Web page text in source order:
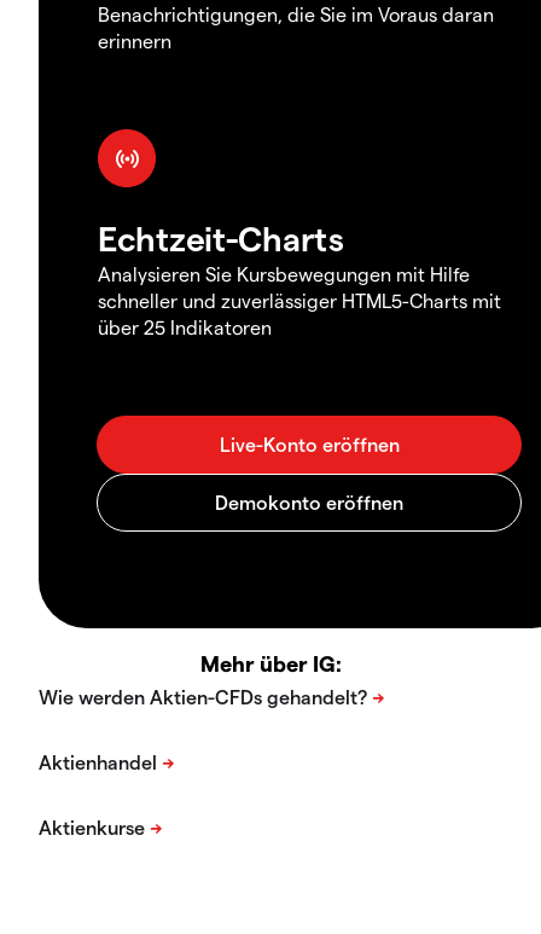
Benachrichtigungen, die Sie im Voraus daran
erinnern
Echtzeit-Charts
Analysieren Sie Kursbewegungen mit Hilfe
schneller und zuverlässiger HTML5-Charts mit
über 25 Indikatoren
Mehr über IG: